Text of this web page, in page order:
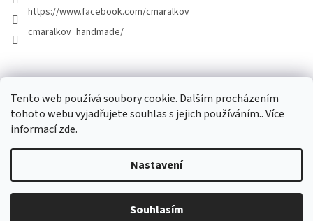
Tento web používá soubory cookie. Dalším procházením
tohoto webu vyjadřujete souhlas s jejich používáním.. Více
informacízde.
Nastavení
Souhlasím
https://www.facebook.com/cmaralkov
cmaralkov_handmade/
Copyright 2026Čmáralkov. Všechna práva vyhrazena.Upravit
nastavení cookies